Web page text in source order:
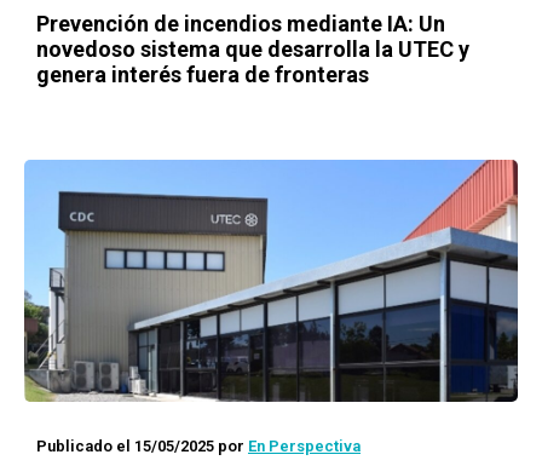
Prevención de incendios mediante IA: Un
novedoso sistema que desarrolla la UTEC y
genera interés fuera de fronteras
Publicado el 15/05/2025 por En Perspectiva